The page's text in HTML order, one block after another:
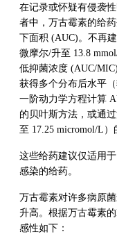
在记录或怀疑有侵袭
者中， 万古霉素的给
下面积 (AUC)。不再
微摩尔/升至 13.8
低抑菌浓度 (AUC/
获得多个分布后水平
一阶动力学方程计算
的贝叶斯方法，或通
至 17.25 micromol/L
这些给药建议仅适用
感染的给药。
万古霉素对许多病原
升高。根据万古霉素
感性如下：